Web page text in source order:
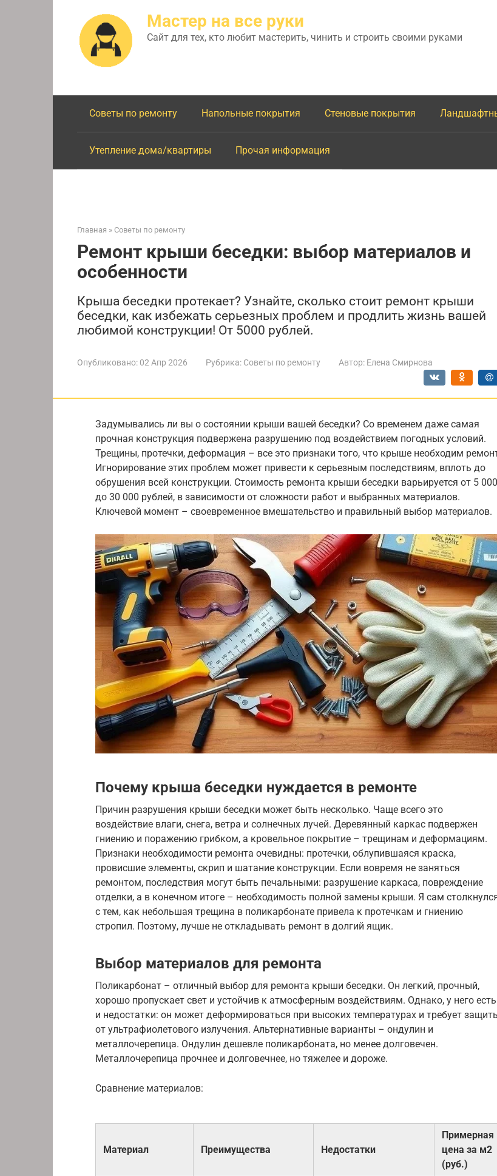
Мастер на все руки
Сайт для тех, кто любит мастерить, чинить и строить своими руками
Советы по ремонту Напольные покрытия Стеновые покрытия
Утепление дома/квартиры Прочая информация
Главная » Советы по ремонту
Ремонт крыши беседки: выбор материалов и
особенности
Крыша беседки протекает? Узнайте, сколько стоит ремонт крыши
беседки, как избежать серьезных проблем и продлить жизнь вашей
любимой конструкции! От 5000 рублей.
Опубликовано: 02 Апр 2026 Рубрика: Советы по ремонту Автор: Елена Смирнова
Задумывались ли вы о состоянии крыши вашей беседки? Со временем даже самая
прочная конструкция подвержена разрушению под воздействием погодных условий.
Трещины, протечки, деформация – все это признаки того, что крыше необходим
Игнорирование этих проблем может привести к серьезным последствиям, вплоть до
обрушения всей конструкции. Стоимость ремонта крыши беседки варьируется от 5 000
до 30 000 рублей, в зависимости от сложности работ и выбранных материалов.
Ключевой момент – своевременное вмешательство и правильный выбор материалов.
Почему крыша беседки нуждается в ремонте
Причин разрушения крыши беседки может быть несколько. Чаще всего это
воздействие влаги, снега, ветра и солнечных лучей. Деревянный каркас подвержен
гниению и поражению грибком, а кровельное покрытие – трещинам и деформациям.
Признаки необходимости ремонта очевидны: протечки, облупившаяся краска,
провисшие элементы, скрип и шатание конструкции. Если вовремя не заняться
ремонтом, последствия могут быть печальными: разрушение каркаса, повреждение
отделки, а в конечном итоге – необходимость полной замены крыши. Я сам
с тем, как небольшая трещина в поликарбонате привела к протечкам и гниению
стропил. Поэтому, лучше не откладывать ремонт в долгий ящик.
Выбор материалов для ремонта
Поликарбонат – отличный выбор для ремонта крыши беседки. Он легкий, прочный,
хорошо пропускает свет и устойчив к атмосферным воздействиям. Однако, у него есть
и недостатки: он может деформироваться при высоких температурах и требует
от ультрафиолетового излучения. Альтернативные варианты – ондулин и
металлочерепица. Ондулин дешевле поликарбоната, но менее долговечен.
Металлочерепица прочнее и долговечнее, но тяжелее и дороже.
Сравнение материалов:
Материал Преимущества Недостатки
Примерная
цена за м2
(руб.)